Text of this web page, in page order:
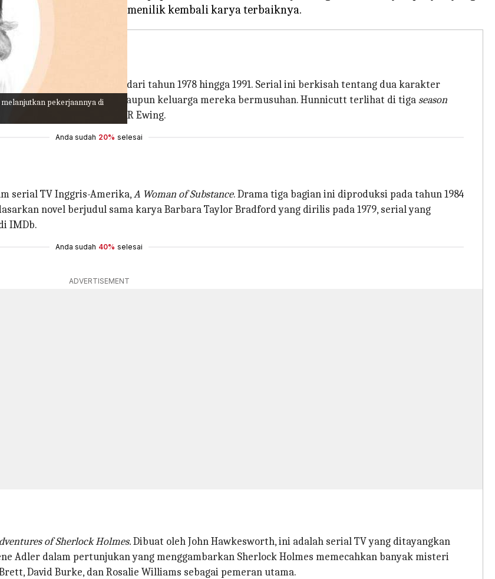
pekerjaannya di
ditayangkan dari tahun 1978 hingga 1991. Serial ini berkisah tentang dua karakter
untuk menikah walaupun keluarga mereka bermusuhan. Hunnicutt terlihat di tiga season
dari anak tak resminya, JR Ewing.
Anda sudah 20% selesai
serial TV Inggris-Amerika,A Woman of Substance. Drama tiga bagian ini diproduksi pada tahun 1984
novel berjudul sama karya Barbara Taylor Bradford yang dirilis pada 1979, serial yang
IMDb.
Anda sudah 40% selesai
ADVERTISEMENT
of Sherlock Holmes.Dibuat oleh John Hawkesworth, ini adalah serial TV yang ditayangkan
Adler dalam pertunjukan yang menggambarkan Sherlock Holmes memecahkan banyak misteri
David Burke, dan Rosalie Williams sebagai pemeran utama.